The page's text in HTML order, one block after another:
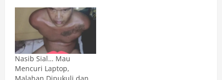
Nasib Sial… Mau
Mencuri Laptop,